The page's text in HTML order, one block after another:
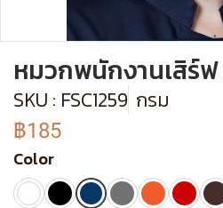
หมวกพนักงานเสิร์ฟ
SKU : FSC1259 กรม
฿185
Color